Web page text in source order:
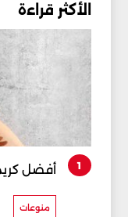
الأكثر قراءة
1 أفضل
منوعات